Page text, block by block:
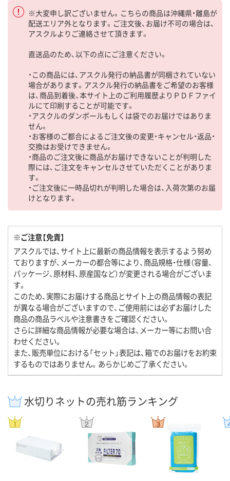
※大変申し訳ございません。こちらの商品は沖縄県・離島が
配送エリア外となります。ご注文後、お届け不可の場合は、
アスクルよりご連絡させて頂きます。
直送品のため、以下の点にご注意ください。
・この商品には、アスクル発行の納品書が同梱されていない
場合があります。アスクル発行の納品書をご希望のお客様
は、商品到着後、本サイト上のご利用履歴よりＰＤＦファイ
ルにて印刷することが可能です。
・アスクルのダンボールもしくは袋でのお届けではありま
せん。
・お客様のご都合によるご注文後の変更・キャンセル・返品・
交換はお受けできません。
・商品のご注文後に商品がお届けできないことが判明した
際には、ご注文をキャンセルさせていただくことがありま
す。
・ご注文後に一時品切れが判明した場合は、入荷次第のお届
けとなります。
※ご注意【免責】
アスクルでは、サイト上に最新の商品情報を表示するよう努め
ておりますが、メーカーの都合等により、商品規格・仕様（容量、
パッケージ、原材料、原産国など）が変更される場合がございま
す。
このため、実際にお届けする商品とサイト上の商品情報の表記
が異なる場合がございますので、ご使用前には必ずお届けした
商品の商品ラベルや注意書きをご確認ください。
さらに詳細な商品情報が必要な場合は、メーカー等にお問い合
わせください。
また、販売単位における「セット」表記は、箱でのお届けをお約束
するものではありません。あらかじめご了承ください。
水切りネットの売れ筋ランキング